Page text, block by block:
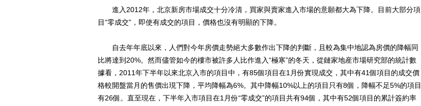
進入2012年，北京新房市場成交十分冷清，買家與賣家進入市場的意願都大為下降。目前大部分項
目“零成交”，即使有成交的項目，價格也沒有明顯的下降。
自去年年底以來，人們對今年房價走勢絕大多數作出下降的判斷，且較為集中地認為房價的降幅同
比將達到20%。然而儘管如今的樓市被許多人比作進入“極寒”的冬天，從鏈家地産市場研究部的統計數
據看，2011年下半年以來北京入市的項目中，有85個項目在1月份實現成交，其中有41個項目的成交價
格較開盤當月的售價出現下降，平均降幅為6%。其中降幅10%以上的項目只有8個，降幅不足5%的項目
有26個。直至現在，下半年入市項目在1月份“零成交”的項目共有94個，其中有52個項目的累計簽約率